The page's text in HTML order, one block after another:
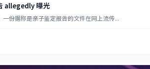
allegedly 曝光
份据称是亲子鉴定报告的文件在网上流传...